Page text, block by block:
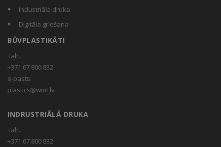
Industriāla druka
Digitāla griešana
BŪVPLASTIKĀTI
Talr.:
+371 67 800 832
e-pasts:
plastics@wmt.lv
INDRUSTRIĀLĀ DRUKA
Talr.:
+371 67 800 832